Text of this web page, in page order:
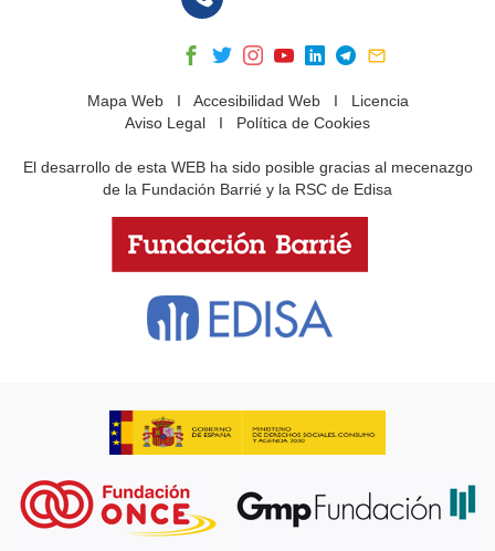
Mapa WebI Accesibilidad WebI Licencia
Aviso Legal I Política de Cookies
El desarrollo de esta WEB ha sido posible gracias al mecenazgo
de la Fundación Barrié y la RSC de Edisa